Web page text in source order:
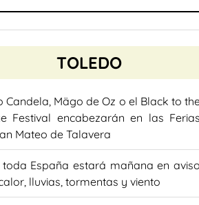
TOLEDO
Candela, Mägo de Oz o el Black to
Festival encabezarán en las Ferias
Mateo de Talavera
toda España estará mañana en aviso
lluvias, tormentas y viento